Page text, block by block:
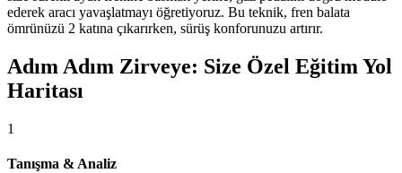
ederek aracı yavaşlatmayı öğretiyoruz. Bu teknik, fren balata
ömrünüzü 2 katına çıkarırken, sürüş konforunuzu artırır.
Adım Adım Zirveye: Size Özel Eğitim Yol
Haritası
1
Tanışma & Analiz